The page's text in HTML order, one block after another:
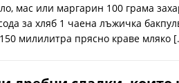
мас или маргарин 100 грама
за хляб 1 чаена лъжичка
милилитра прясно краве мляко